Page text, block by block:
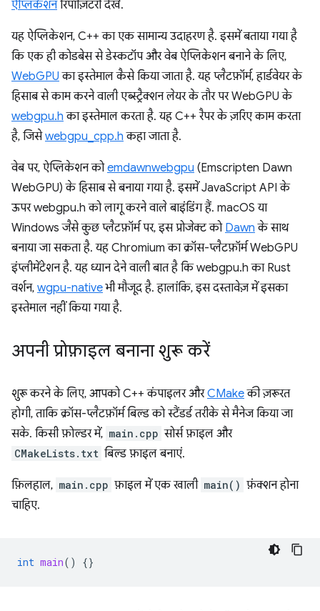
ऐप्लिकेशनरिपॉज़िटरी देखें.
यह ऐप्लिकेशन, C++ का एक सामान्य उदाहरण है. इसमें बताया गया है
कि एक ही कोडबेस से डेस्कटॉप और वेब ऐप्लिकेशन बनाने के लिए,
WebGPU का इस्तेमाल कैसे किया जाता है. यह प्लैटफ़ॉर्म, हार्डवेयर के
हिसाब से काम करने वाली एब्स्ट्रैक्शन लेयर के तौर पर WebGPU के
webgpu.h का इस्तेमाल करता है. यह C++ रैपर के ज़रिए काम करता
है, जिसेwebgpu_cpp.h कहा जाता है.
वेब पर, ऐप्लिकेशन कोemdawnwebgpu (Emscripten Dawn
WebGPU) के हिसाब से बनाया गया है. इसमें JavaScript API के
ऊपर webgpu.h को लागू करने वाले बाइंडिंग हैं. macOS या
Windows जैसे कुछ प्लैटफ़ॉर्म पर, इस प्रोजेक्ट को Dawn के साथ
बनाया जा सकता है. यह Chromium का क्रॉस-प्लैटफ़ॉर्म WebGPU
इंप्लीमेंटेशन है. यह ध्यान देने वाली बात है कि webgpu.h का Rust
वर्शन, wgpu-nativeभी मौजूद है. हालांकि, इस दस्तावेज़ में इसका
इस्तेमाल नहीं किया गया है.
अपनी प्रोफ़ाइल बनाना शुरू करें
शुरू करने के लिए, आपको C++ कंपाइलर औरCMakeकी ज़रूरत
होगी, ताकि क्रॉस-प्लैटफ़ॉर्म बिल्ड को स्टैंडर्ड तरीके से मैनेज किया जा
सके. किसी फ़ोल्डर में, main.cpp सोर्स फ़ाइल और
CMakeLists.txt बिल्ड फ़ाइल बनाएं.
फ़िलहाल, main.cpp फ़ाइल में एक खाली main() फ़ंक्शन होना
चाहिए.
int main() {}